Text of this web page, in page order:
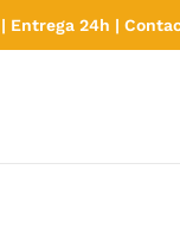
Entrega 24h |